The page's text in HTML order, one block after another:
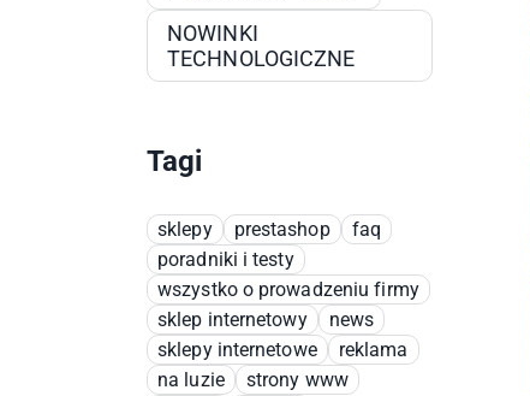
NOWINKI
TECHNOLOGICZNE
Tagi
sklepy prestashop
faq
poradniki i testy
wszystko o prowadzeniu firmy
sklep internetowy
news
sklepy internetowe
reklama
na luzie
strony www